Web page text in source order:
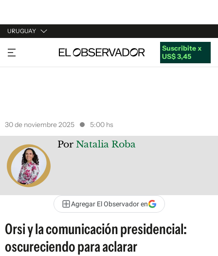
URUGUAY
URUGUAY
ARGENTINA
Suscribite x
US$ 3,45
30 de noviembre 2025 5:00 hs
Por Natalia Roba
Agregar El Observador en
Orsi y la comunicación presidencial:
oscureciendo para aclarar